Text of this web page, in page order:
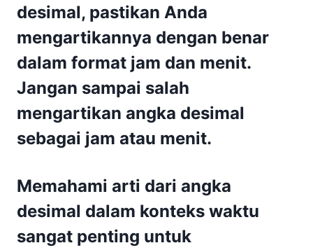
desimal, pastikan Anda
mengartikannya dengan benar
dalam format jam dan menit.
Jangan sampai salah
mengartikan angka desimal
sebagai jam atau menit.
Memahami arti dari angka
desimal dalam konteks waktu
sangat penting untuk